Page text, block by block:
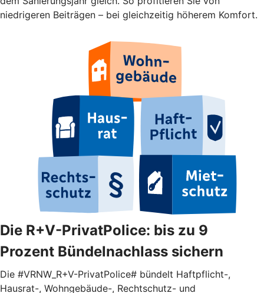
niedrigeren Beiträgen – bei gleichzeitig höherem Komfort.
Die R+V-PrivatPolice: bis zu 9
Prozent Bündelnachlass sichern
Die #VRNW_R+V-PrivatPolice# bündelt Haftpflicht-,
Hausrat-, Wohngebäude-, Rechtschutz- und